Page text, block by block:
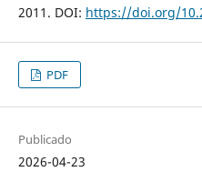
2011. DOI: https://doi.org/
PDF
Publicado
2026-04-23